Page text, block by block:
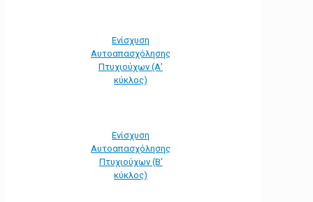
Ενίσχυση
Αυτοαπασχόλησης
Πτυχιούχων (Α'
κύκλος)
Ενίσχυση
Αυτοαπασχόλησης
Πτυχιούχων (Β'
κύκλος)